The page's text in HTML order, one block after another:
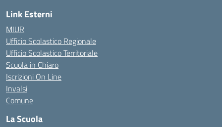
Link Esterni
MIUR
Ufficio Scolastico Regionale
Ufficio Scolastico Territoriale
Scuola in Chiaro
Iscrizioni On Line
Invalsi
Comune
La Scuola